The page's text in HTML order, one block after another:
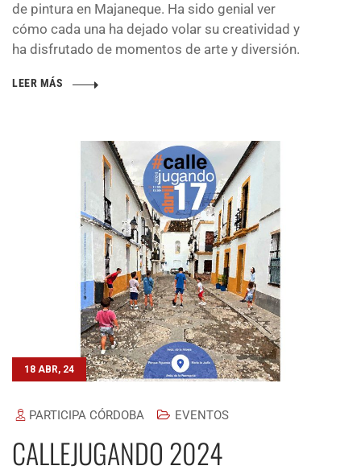
de pintura en Majaneque. Ha sido genial ver
cómo cada una ha dejado volar su creatividad y
ha disfrutado de momentos de arte y diversión.
LEER MÁS
18 ABR, 24
PARTICIPA CÓRDOBA EVENTOS
CALLEJUGANDO 2024